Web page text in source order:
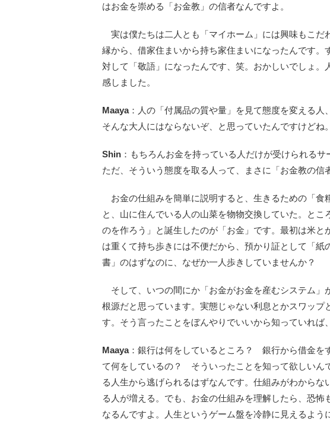
はお金を崇める「お金教」の信者なんですよ。
実は僕たちは二人とも「マイホーム」には興味もこだ
縁から、借家住まいから持ち家住まいになったんです。
対して「敬語」になったんです、笑。おかしいでしょ
感しました。
Maaya：人の「付属品の質や量」を見て態度を変える人
そんな大人にはならないぞ、と思っていたんですけどね
Shin ：もちろんお金を持っている人だけが受けられる
ただ、そういう態度を取る人って、まさに「お金教の信
お金の仕組みを簡単に説明すると、生きるための「食
と、山に住んでいる人の山菜を物物交換していた。と
のを作ろう」と誕生したのが「お金」です。最初は米
は重くて持ち歩きには不便だから、預かり証として「紙
書」のはずなのに、なぜか一人歩きしていませんか？
そして、いつの間にか「お金がお金を産むシステム」
根源だと思っています。実態じゃない利息とかスワッ
す。そう言ったことをぼんやりでいいから知っていれば
Maaya：銀行は何をしているところ？ 銀行から借金
て何をしているの？ そういったことを知って欲しいん
る人生から逃げられるはずなんです。仕組みがわから
る人が増える。でも、お金の仕組みを理解したら、恐
なるんですよ。人生というゲーム盤を冷静に見えるよう